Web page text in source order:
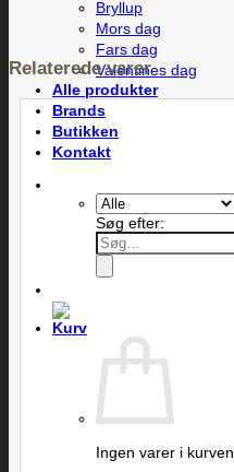
Bryllup
Mors dag
Fars dag
Valentines dag
Alle produkter
Brands
Butikken
Kontakt
Søg efter:
Ingen varer i kurven.
Relaterede varer